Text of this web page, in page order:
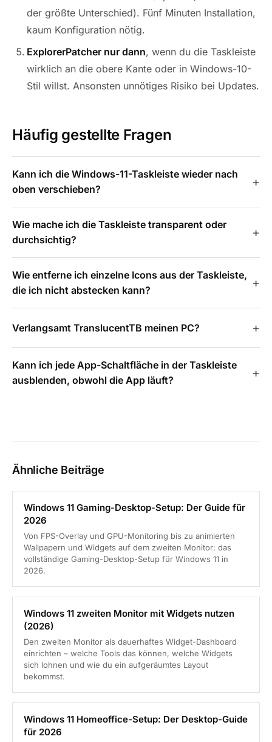
der größte Unterschied). Fünf Minuten Installation,
kaum Konfiguration nötig.
ExplorerPatcher nur dann, wenn du die Taskleiste
wirklich an die obere Kante oder in Windows-10-
Stil willst. Ansonsten unnötiges Risiko bei Updates.
Häufig gestellte Fragen
Kann ich die Windows-11-Taskleiste wieder nach
oben verschieben?
Wie mache ich die Taskleiste transparent oder
durchsichtig?
Wie entferne ich einzelne Icons aus der Taskleiste,
die ich nicht abstecken kann?
Verlangsamt TranslucentTB meinen PC?
Kann ich jede App-Schaltfläche in der Taskleiste
ausblenden, obwohl die App läuft?
Ähnliche Beiträge
Windows 11 Gaming-Desktop-Setup: Der Guide für
2026
Von FPS-Overlay und GPU-Monitoring bis zu animierten
Wallpapern und Widgets auf dem zweiten Monitor: das
vollständige Gaming-Desktop-Setup für Windows 11 in
2026.
Windows 11 zweiten Monitor mit Widgets nutzen
(2026)
Den zweiten Monitor als dauerhaftes Widget-Dashboard
einrichten – welche Tools das können, welche Widgets
sich lohnen und wie du ein aufgeräumtes Layout
bekommst.
Windows 11 Homeoffice-Setup: Der Desktop-Guide
für 2026